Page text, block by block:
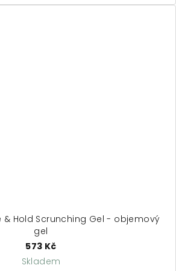
z
& Hold Scrunching Gel - objemový
gel
573 Kč
Skladem